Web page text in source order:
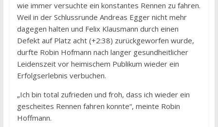
wie immer versuchte ein konstantes Rennen zu fahren.
Weil in der Schlussrunde Andreas Egger nicht mehr
dagegen halten und Felix Klausmann durch einen
Defekt auf Platz acht (+2:38) zurückgeworfen wurde,
durfte Robin Hofmann nach langer gesundheitlicher
Leidenszeit vor heimischem Publikum wieder ein
Erfolgserlebnis verbuchen.
„Ich bin total zufrieden und froh, dass ich wieder ein
gescheites Rennen fahren konnte“, meinte Robin
Hoffmann.